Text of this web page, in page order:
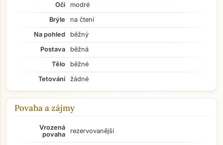
Oči
modré
Brýle
na čtení
Na pohled
běžný
Postava
běžná
Tělo
běžné
Tetování
žádné
Povaha a zájmy
Vrozená
povaha
rezervovanější